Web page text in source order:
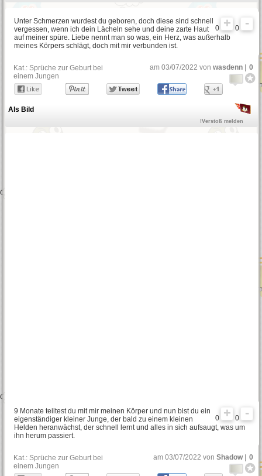
0 0
Unter Schmerzen wurdest du geboren, doch diese sind schnell
vergessen, wenn ich dein Lächeln sehe und deine zarte Haut
auf meiner spüre. Liebe nennt man so was, ein Herz, was außerhalb
meines Körpers schlägt, doch mit mir verbunden ist.
Kat.:Sprüche zur Geburt bei
einem Jungen
am 03/07/2022 vonwasdenn 0
Als Bild
!Verstoß melden
0 0
9 Monate teiltest du mit mir meinen Körper und nun bist du ein
eigenständiger kleiner Junge, der bald zu einem kleinen
Helden heranwächst, der schnell lernt und alles in sich aufsaugt, was um
ihn herum passiert.
Kat.:Sprüche zur Geburt bei
einem Jungen
am 03/07/2022 vonShadow| 0